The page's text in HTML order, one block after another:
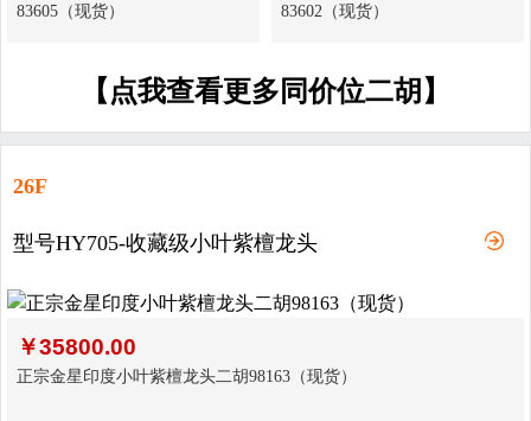
83605（现货）
83602（现货）
【点我查看更多同价位二胡】
26F
型号HY705-收藏级小叶紫檀龙头
￥35800.00
正宗金星印度小叶紫檀龙头二胡98163（现货）